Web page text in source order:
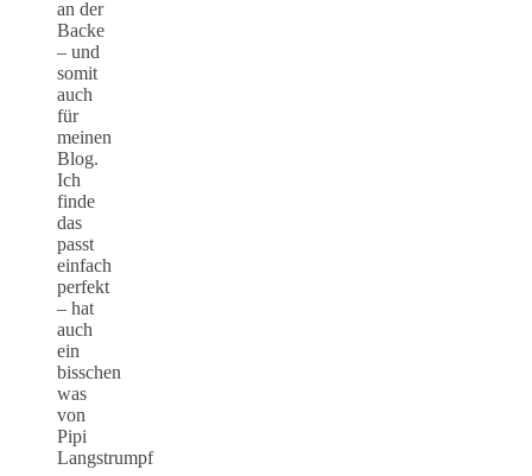
an der
Backe
– und
somit
auch
für
meinen
Blog.
Ich
finde
das
passt
einfach
perfekt
– hat
auch
ein
bisschen
was
von
Pipi
Langstrumpf